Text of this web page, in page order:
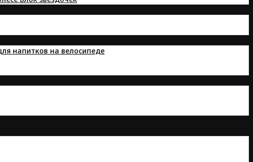
напитков на велосипеде